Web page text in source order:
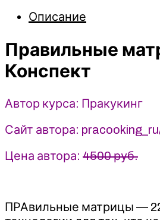
Конспект
Пракукинг
Описание
Правильные
Конспект
Автор курса: Пракукинг
Сайт автора:
Цена автора: 4500 руб.
ПРАвильные матрицы —